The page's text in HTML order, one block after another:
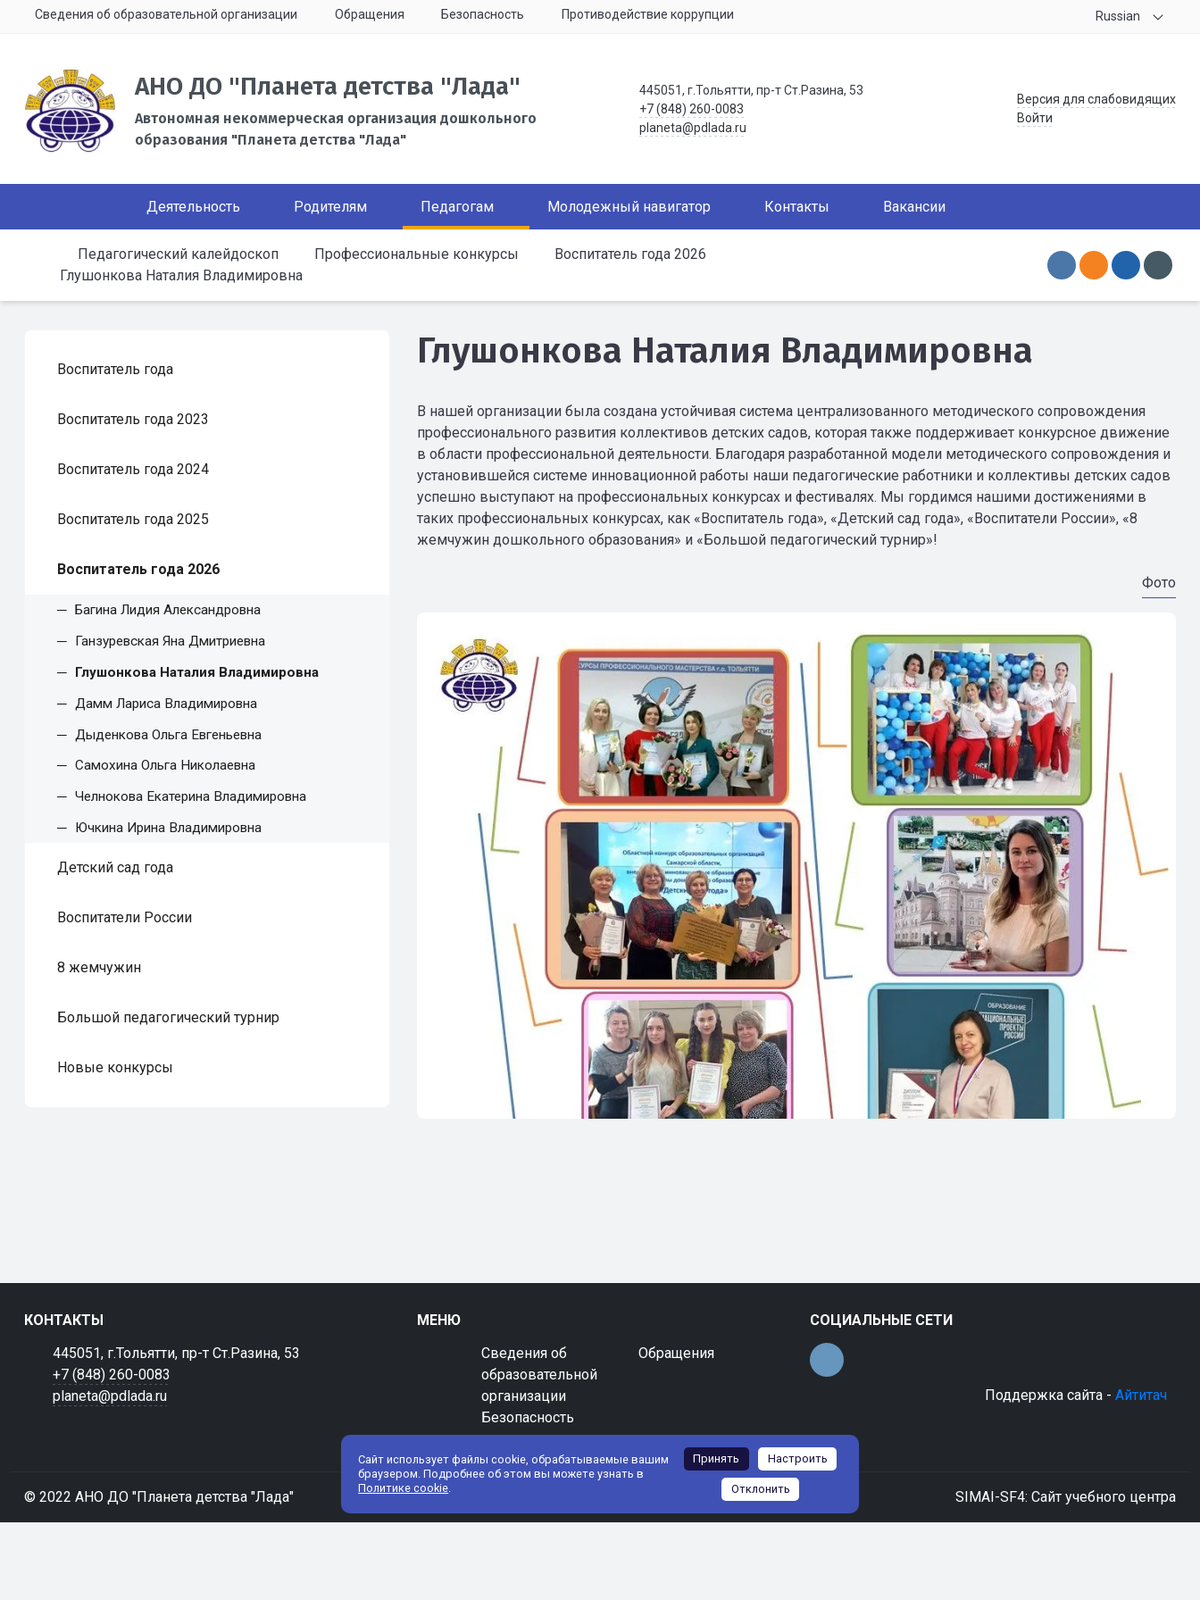
Сайт использует файлы cookie, обрабатываемые вашим
браузером. Подробнее об этом вы можете узнать в
Политике cookie
Принять Настроить
Отклонить
Сведения об образовательной организации Обращения Безопасность Противодействие коррупции Russian
АНО ДО "Планета детства "Лада"
Автономная некоммерческая организация дошкольного
образования "Планета детства "Лада"
445051, г.Тольятти, пр-т Ст.Разина, 53
+7 (848) 260-0083
planeta@pdlada.ru
Версия для слабовидящих
Войти
Деятельность Родителям Педагогам Молодежный навигатор Контакты Вакансии
Педагогический калейдоскоп Профессиональные конкурсы
Воспитатель года 2026
Глушонкова Наталия Владимировна
Воспитатель года
Воспитатель года 2023
Воспитатель года 2024
Воспитатель года 2025
Воспитатель года 2026
Багина Лидия Александровна
Ганзуревская Яна Дмитриевна
Глушонкова Наталия Владимировна
Дамм Лариса Владимировна
Дыденкова Ольга Евгеньевна
Самохина Ольга Николаевна
Челнокова Екатерина Владимировна
Ючкина Ирина Владимировна
Детский сад года
Воспитатели России
8 жемчужин
Большой педагогический турнир
Новые конкурсы
Глушонкова Наталия Владимировна
В нашей организации была создана устойчивая система централизованного методического сопровождения
профессионального развития коллективов детских садов, которая также поддерживает конкурсное движение
в области профессиональной деятельности. Благодаря разработанной модели методического сопровождения и
установившейся системе инновационной работы наши педагогические работники и коллективы детских садов
успешно выступают на профессиональных конкурсах и фестивалях. Мы гордимся нашими достижениями в
таких профессиональных конкурсах, как «Воспитатель года», «Детский сад года», «Воспитатели России», «8
жемчужин дошкольного образования» и «Большой педагогический турнир»!
Фото
КОНТАКТЫ
445051, г.Тольятти, пр-т Ст.Разина, 53
+7 (848) 260-0083
planeta@pdlada.ru
МЕНЮ
Сведения об
образовательной
организации
Обращения
Безопасность
СОЦИАЛЬНЫЕ СЕТИ
Поддержка сайта - Айтитач
© 2022 АНО ДО "Планета детства "Лада" SIMAI-SF4: Сайт учебного центра